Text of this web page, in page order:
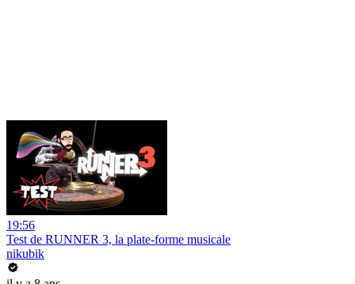
19:56
Test de RUNNER 3, la plate-forme musicale
nikubik